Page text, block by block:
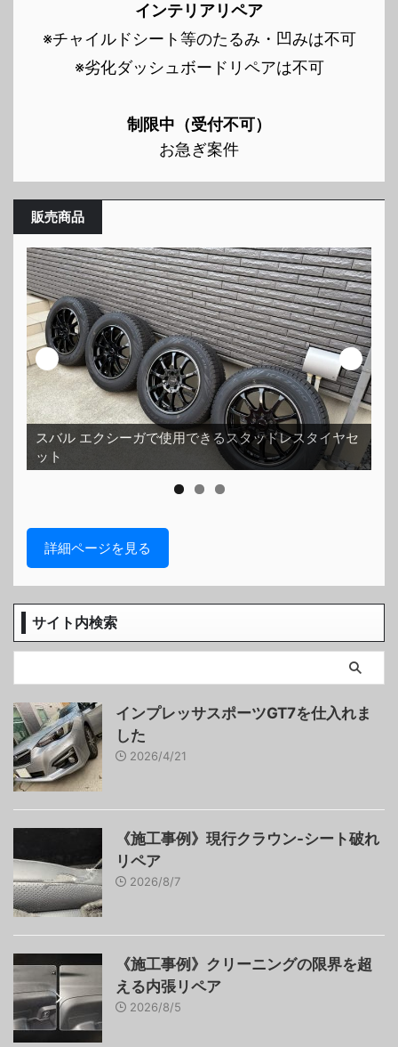
インテリアリペア
※チャイルドシート等のたるみ・凹みは不可
※劣化ダッシュボードリペアは不可
制限中（受付不可）
お急ぎ案件
販売商品
スバル エクシーガで使用できるスタッドレスタイヤセ
ット
詳細ページを見る
サイト内検索
インプレッサスポーツGT7を仕入れま
した
2026/4/21
《施工事例》現行クラウン-シート破れ
リペア
2026/8/7
《施工事例》クリーニングの限界を超
える内張リペア
2026/8/5